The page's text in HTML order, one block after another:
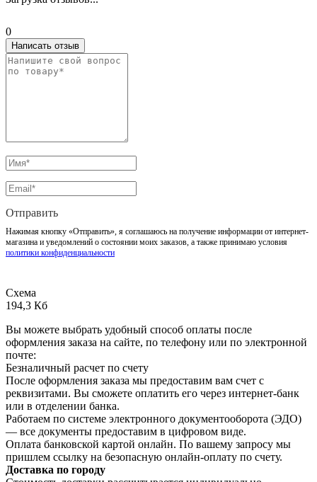
0
Написать отзыв
Отправить
Нажимая кнопку «Отправить», я соглашаюсь на получение информации от интернет-
магазина и уведомлений о состоянии моих заказов, а также принимаю условия
политики конфиденциальности
Схема
194,3 Кб
Вы можете выбрать удобный способ оплаты после
оформления заказа на сайте, по телефону или по электронной
почте:
Безналичный расчет по счету
После оформления заказа мы предоставим вам счет с
реквизитами. Вы сможете оплатить его через интернет-банк
или в отделении банка.
Работаем по системе электронного документооборота (ЭДО)
— все документы предоставим в цифровом виде.
Оплата банковской картой онлайн. По вашему запросу мы
пришлем ссылку на безопасную онлайн-оплату по счету.
Доставка по городу